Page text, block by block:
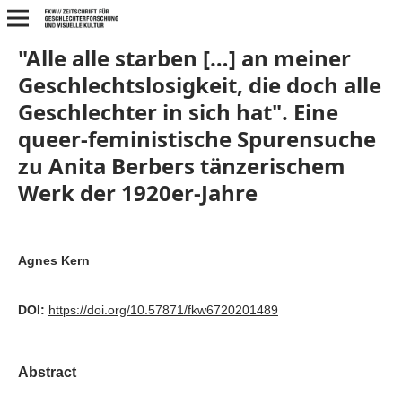
"Alle alle starben […] an meiner
Geschlechtslosigkeit, die doch alle
Geschlechter in sich hat". Eine
queer-feministische Spurensuche
zu Anita Berbers tänzerischem
Werk der 1920er-Jahre
Agnes Kern
DOI: https://doi.org/10.57871/fkw6720201489
Abstract